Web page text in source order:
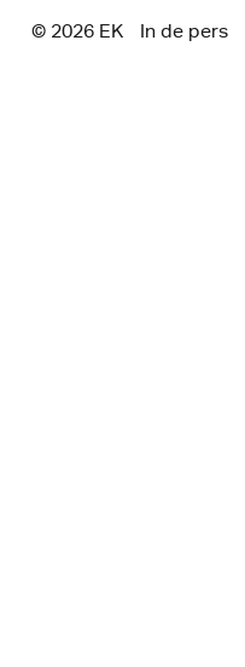
© 2026 EK In de pers